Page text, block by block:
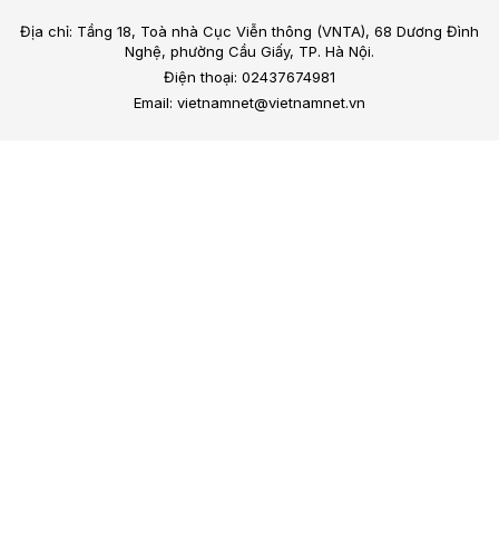
Địa chỉ: Tầng 18, Toà nhà Cục Viễn thông (VNTA), 68 Dương Đình
Nghệ, phường Cầu Giấy, TP. Hà Nội.
Điện thoại: 02437674981
Email: vietnamnet@vietnamnet.vn